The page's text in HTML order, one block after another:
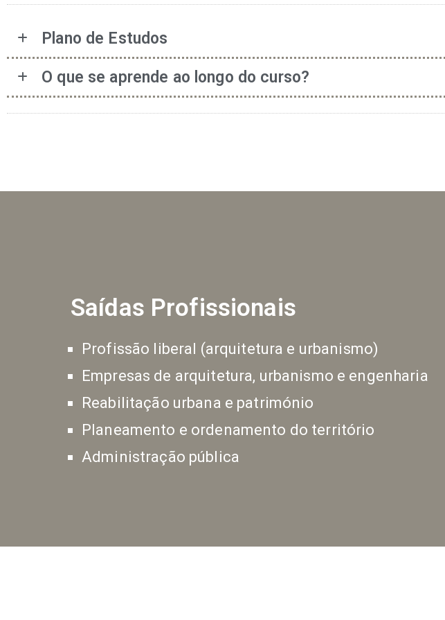
Plano de Estudos
O que se aprende ao longo do curso?
Saídas Profissionais
Profissão liberal (arquitetura e urbanismo)
Empresas de arquitetura, urbanismo e engenharia
Reabilitação urbana e património
Planeamento e ordenamento do território
Administração pública